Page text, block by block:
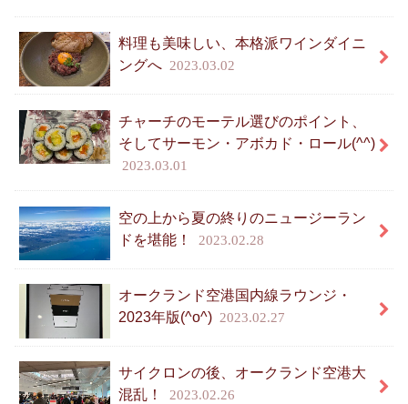
料理も美味しい、本格派ワインダイニ
ングへ 2023.03.02
チャーチのモーテル選びのポイント、
そしてサーモン・アボカド・ロール(^^)
2023.03.01
空の上から夏の終りのニュージーラン
ドを堪能！
2023.02.28
オークランド空港国内線ラウンジ・
2023年版(^o^) 2023.02.27
サイクロンの後、オークランド空港大
混乱！
2023.02.26